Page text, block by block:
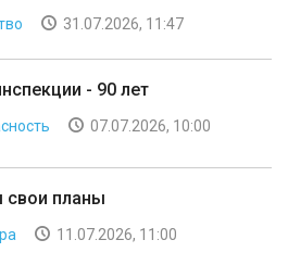
31.07.2026, 11:47
- 90 лет
07.07.2026, 10:00
свои планы
11.07.2026, 11:00